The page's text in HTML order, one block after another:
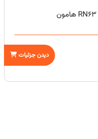
دیدن جزئیات